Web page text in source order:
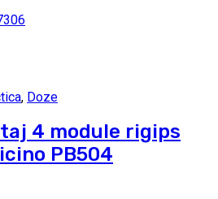
, Doze
4 module rigips
PB504